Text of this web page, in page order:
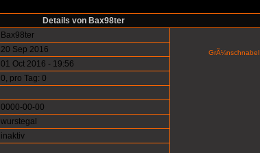
Details von Bax98ter
Bax98ter
GrÃ¼nschnabel
20 Sep 2016
01 Oct 2016 - 19:56
0, pro Tag: 0
0000-00-00
wurstegal
inaktiv